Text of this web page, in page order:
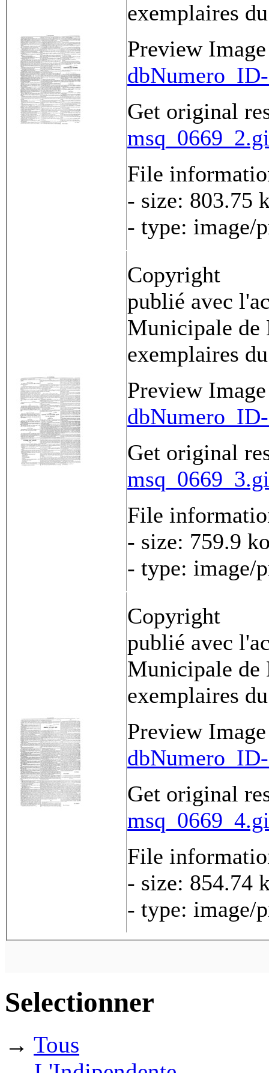
exemplaires
Preview Image
Get original
File
- size: 803.75
- type: image/
Copyright
publié avec
Municipale de
exemplaires
Preview Image
Get original
File
- size: 759.9
- type: image/
Copyright
publié avec
Municipale de
exemplaires
Preview Image
Get original
File
- size: 854.74
- type: image/
Selectionner
→ Tous